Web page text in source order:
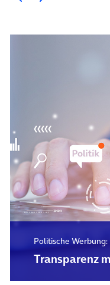
Politische Werbung:
Transparenz